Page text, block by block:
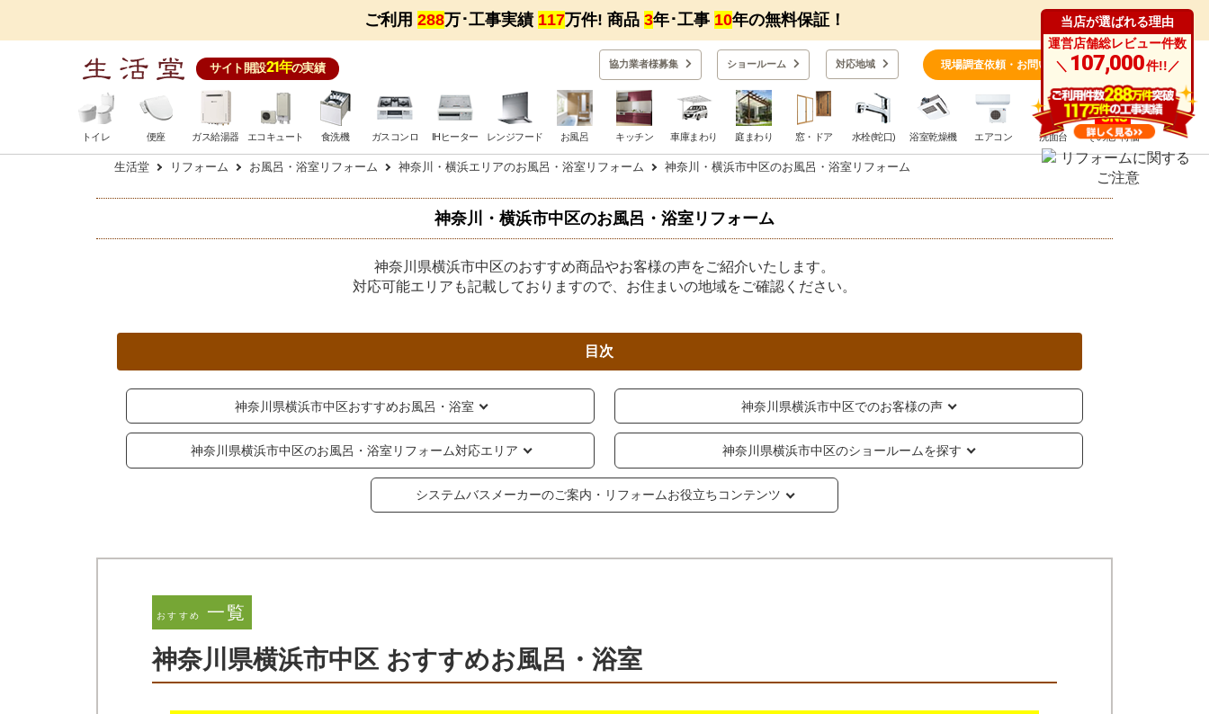
ご利用 288万･工事実績 117万件! 商品 3年･工事 10年の無料保証！
サイト開設21年の実績 協力業者様募集 ショールーム 対応地域 0
現場調査依頼・お問い合わせ
トイレ 便座 ガス給湯器 エコキュート 食洗機 ガスコンロ IHヒーター レンジフード お風呂 キッチン 車庫まわり 庭まわり 窓・ドア 水栓(蛇口) 浴室乾燥機 エアコン 洗面台 その他･特価
生活堂 リフォーム お風呂・浴室リフォーム 神奈川・横浜エリアのお風呂・浴室リフォーム 神奈川・横浜市中区のお風呂・浴室リフォーム
神奈川・横浜市中区のお風呂・浴室リフォーム
神奈川県横浜市中区のおすすめ商品やお客様の声をご紹介いたします。
対応可能エリアも記載しておりますので、お住まいの地域をご確認ください。
目次
神奈川県横浜市中区おすすめお風呂・浴室 神奈川県横浜市中区でのお客様の声
神奈川県横浜市中区のお風呂・浴室リフォーム対応エリア 神奈川県横浜市中区のショールームを探す
システムバスメーカーのご案内・リフォームお役立ちコンテンツ
おすすめ 一覧
神奈川県横浜市中区 おすすめお風呂・浴室
当店が選ばれる理由
運営店舗総レビュー件数
＼ 107,000件!!／